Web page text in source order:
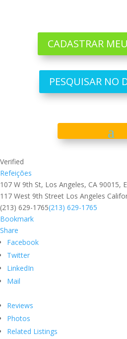
CADASTRAR
PESQUISAR NO
Verified
Refeições
107 W 9th St, Los Angeles, CA 90015,
117 West 9th Street Los Angeles
(213) 629-1765(213) 629-1765
Bookmark
Share
Facebook
Twitter
LinkedIn
Mail
Reviews
Photos
Related Listings